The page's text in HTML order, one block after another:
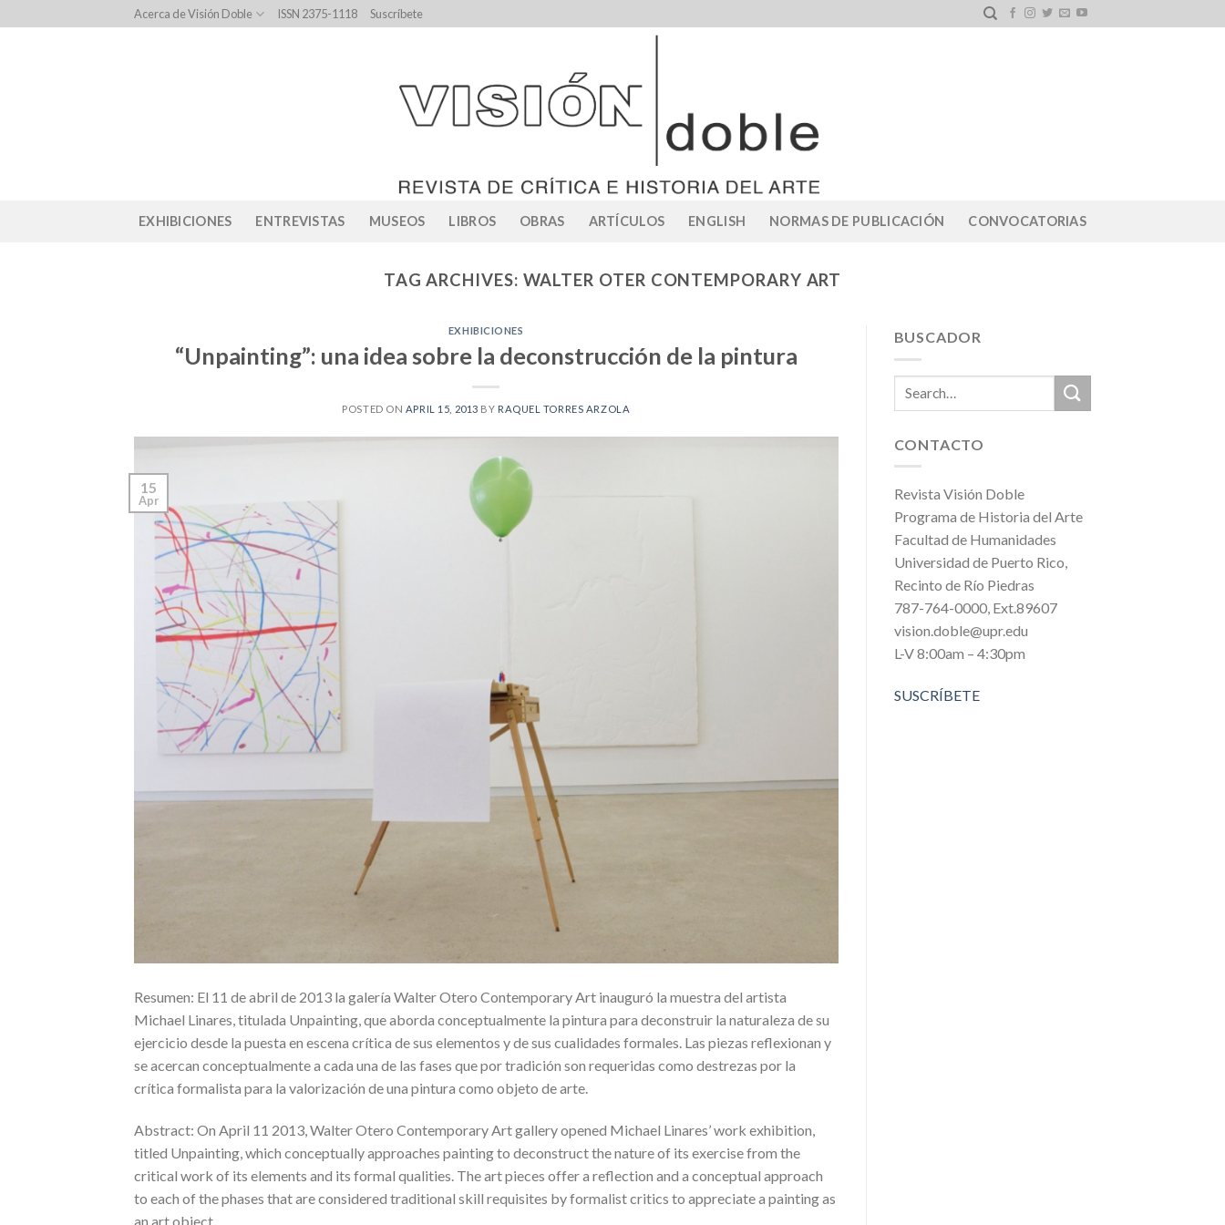
to
Acerca de Visión Doble ISSN 2375-1118 Suscríbete
EXHIBICIONES ENTREVISTAS MUSEOS LIBROS OBRAS ARTÍCULOS ENGLISH NORMAS DE PUBLICACIÓN CONVOCATORIAS
TAG ARCHIVES: WALTER OTER CONTEMPORARY ART
EXHIBICIONES
“Unpainting”: una idea sobre la deconstrucción de la pintura
POSTED ON APRIL 15, 2013 BY RAQUEL TORRES ARZOLA
15
Apr
Resumen: El 11 de abril de 2013 la galería Walter Otero Contemporary Art inauguró la muestra del artista
Michael Linares, titulada Unpainting, que aborda conceptualmente la pintura para deconstruir la naturaleza de su
ejercicio desde la puesta en escena crítica de sus elementos y de sus cualidades formales. Las piezas reflexionan y
se acercan conceptualmente a cada una de las fases que por tradición son requeridas como destrezas por la
crítica formalista para la valorización de una pintura como objeto de arte.
Abstract: On April 11 2013, Walter Otero Contemporary Art gallery opened Michael Linares’ work exhibition,
titled Unpainting, which conceptually approaches painting to deconstruct the nature of its exercise from the
critical work of its elements and its formal qualities. The art pieces offer a reflection and a conceptual approach
to each of the phases that are considered traditional skill requisites by formalist critics to appreciate a painting as
an art object.
BUSCADOR
CONTACTO
Revista Visión Doble
Programa de Historia del Arte
Facultad de Humanidades
Universidad de Puerto Rico,
Recinto de Río Piedras
787-764-0000, Ext.89607
vision.doble@upr.edu
L-V 8:00am – 4:30pm
SUSCRÍBETE